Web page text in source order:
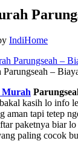
IndiHome
–
Murah
kasih lo info
aman tapi tetep
paketnya biar
paling cocok